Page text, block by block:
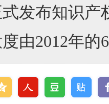
发布知识
由2012年的